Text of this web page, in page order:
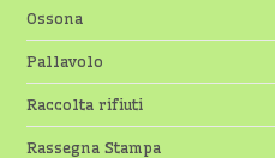
Ossona
Pallavolo
Raccolta rifiuti
Rassegna Stampa